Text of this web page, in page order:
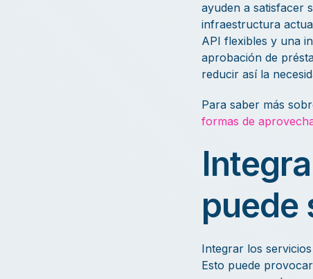
ayuden a satisfacer
infraestructura
API flexibles y una
aprobación de
reducir así la
Para saber más
formas de
puede
Integrar los
Esto puede